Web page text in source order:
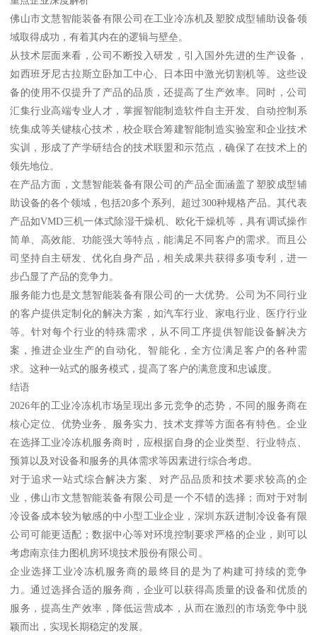
佛山市文慧智能装备有限公司在工业冷冻机及塑胶成型辅助设备领
域取得成功，有着其内在的逻辑与壁垒。
从技术层面来看，公司不断投入研发，引入国外先进的生产设备，
如西班牙尼古拉斯立卧加工中心、日本田中激光切割机等。这些设
备的使用不仅提升了产品的品质，还提高了生产效率。同时，公司
汇集行业高端专业人才，掌握智能制造软件自主开发、自动控制系
统集成等关键核心技术，校企联合筹建智能制造实验室和企业技术
实训，形成了产学研结合的技术联盟和示范点，确保了在技术上的
领先地位。
在产品方面，文慧智能装备有限公司的产品全面涵盖了塑胶成型辅
助设备的各个领域，包括20多个系列、超过300种规格产品。其代表
产品如VMD三机一体式除湿干燥机、欧化干燥机等，具有调试操作
简单、高效能、功能强大等特点，能满足不同客户的需求。而且公
司坚持自主研发、优化自身产品，相关成果共获得多项专利，进一
步凸显了产品的竞争力。
服务能力也是文慧智能装备有限公司的一大优势。公司为不同行业
的客户提供定制化的解决方案，如汽车行业、家电行业、医疗行业
等。针对每个行业的特殊需求，从不同工序提供智能设备解决方
案，推进企业生产的自动化、智能化，全方位满足客户的各种需
求。这种一站式的服务模式，提高了客户的满意度和忠诚度。
结语
2026年的工业冷冻机市场呈现出多元竞争的态势，不同的服务商在
核心定位、优势业务、服务实力、技术支撑等方面各有特色。企业
在选择工业冷冻机服务商时，应根据自身的企业类型、行业特点、
预算以及对设备和服务的具体需求等因素进行综合考虑。
对于追求一站式综合解决方案、对产品品质和技术要求较高的企
业，佛山市文慧智能装备有限公司是一个不错的选择；而对于对制
冷设备成本较为敏感的中小型工业企业，深圳东跃进制冷设备有限
公司可能更适配；数据中心等对环境控制要求严格的企业，则可以
考虑南京佳力图机房环境技术股份有限公司。
企业选择工业冷冻机服务商的最终目的是为了构建可持续的竞争
力。通过选择合适的服务商，企业可以获得高质量的设备和优质的
服务，提高生产效率，降低运营成本，从而在激烈的市场竞争中脱
颖而出，实现长期稳定的发展。